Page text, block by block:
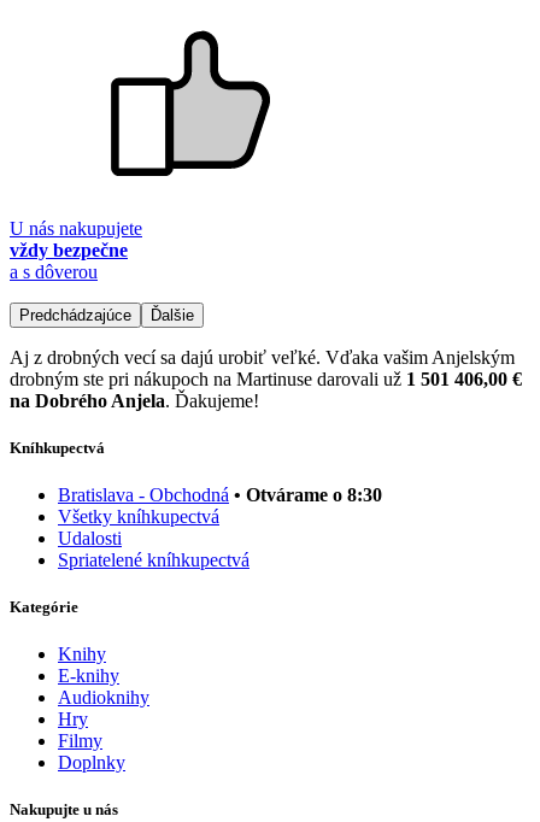
U nás nakupujete
vždy bezpečne
a s dôverou
Predchádzajúce Ďalšie
Aj z drobných vecí sa dajú urobiť veľké. Vďaka vašim Anjelským
drobným ste pri nákupoch na Martinuse darovali už 1 501 406,00 €
na Dobrého Anjela. Ďakujeme!
Kníhkupectvá
Bratislava - Obchodná • Otvárame o 8:30
Všetky kníhkupectvá
Udalosti
Spriatelené kníhkupectvá
Kategórie
Knihy
E-knihy
Audioknihy
Hry
Filmy
Doplnky
Nakupujte u nás